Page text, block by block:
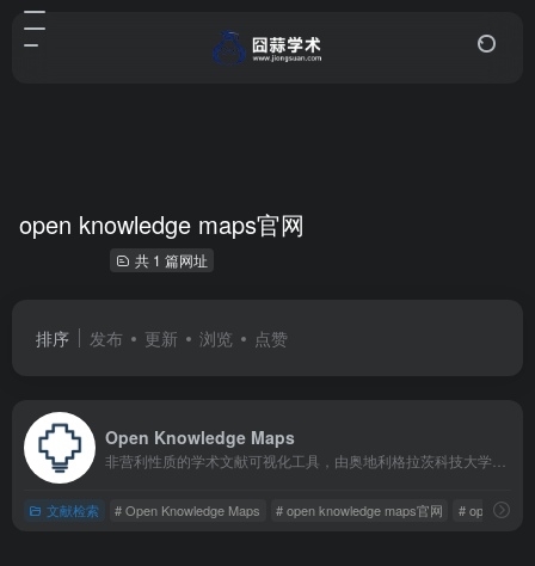
open knowledge maps官网
共 1 篇网址
排序 发布 更新 浏览 点赞
Open Knowledge Maps
文献检索 # Open Knowledge Maps # open knowledge maps官网 #